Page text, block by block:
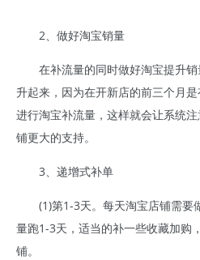
2、做好淘宝销量
在补流量的同时做好淘宝提升
升起来，因为在开新店的前三个月
进行淘宝补流量，这样就会让系统
铺更大的支持。
3、递增式补单
(1)第1-3天。每天淘宝店铺需
量跑1-3天，适当的补一些收藏加购
铺。